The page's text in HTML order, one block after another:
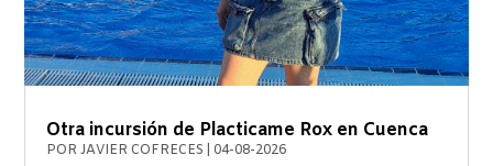
Otra incursión de Placticame Rox en Cuenca
PORJAVIER COFRECES 04-08-2026